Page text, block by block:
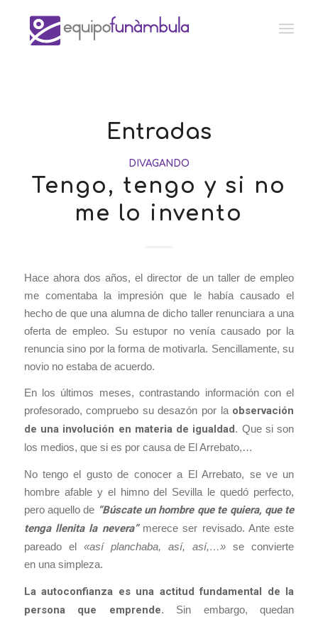
Entradas
DIVAGANDO
Tengo, tengo y si no
me lo invento
Hace ahora dos años, el director de un taller de empleo
me comentaba la impresión que le había causado el
hecho de que una alumna de dicho taller renunciara a una
oferta de empleo. Su estupor no venía causado por la
renuncia sino por la forma de motivarla. Sencillamente, su
novio no estaba de acuerdo.
En los últimos meses, contrastando información con el
profesorado, compruebo su desazón por la observación
de una involución en materia de igualdad . Que si son
los medios, que si es por causa de El Arrebato,…
No tengo el gusto de conocer a El Arrebato, se ve un
hombre afable y el himno del Sevilla le quedó perfecto,
pero aquello de “Búscate un hombre que te quiera, que te
tenga llenita la nevera”merece ser revisado. Ante este
pareado el «así planchaba, así, así,…» se convierte
en una simpleza.
La autoconfianza es una actitud fundamental de la
persona que emprende. Sin embargo, quedan